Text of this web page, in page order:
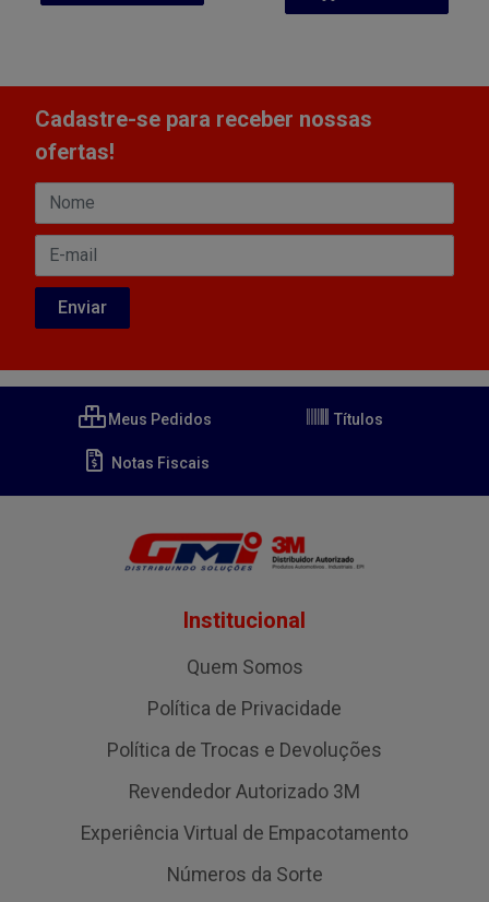
Cadastre-se para receber nossas
ofertas!
Meus Pedidos Títulos
Notas Fiscais
Institucional
Quem Somos
Política de Privacidade
Política de Trocas e Devoluções
Revendedor Autorizado 3M
Experiência Virtual de Empacotamento
Números da Sorte